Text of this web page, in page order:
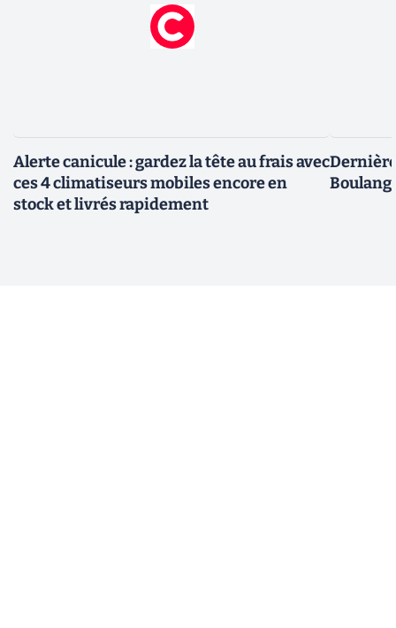
Alerte canicule : gardez la tête au frais avec
ces 4 climatiseurs mobiles encore en
stock et livrés rapidement